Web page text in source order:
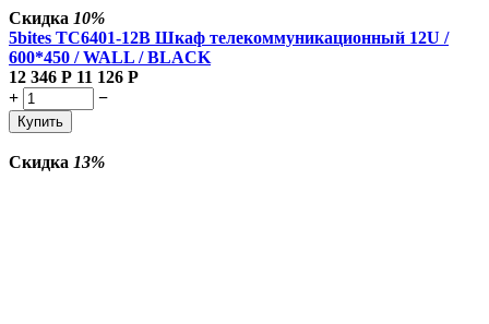
Скидка 10%
5bites TC6401-12B Шкаф телекоммуникационный 12U /
600*450 / WALL / BLACK
12 346 Р 11 126 Р
+
−
Купить
Скидка 13%